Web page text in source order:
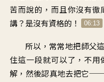
苦而說的 ，而且你沒有徹
講？是沒有資格的 ！ 06:13
所以，常常地把師父
住這一段就可以了 ， 不用
解 ， 然後認真地去把它